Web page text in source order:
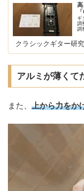
ギ
調
調
クラシックギター研
アルミが薄くて
また、 上から力をか